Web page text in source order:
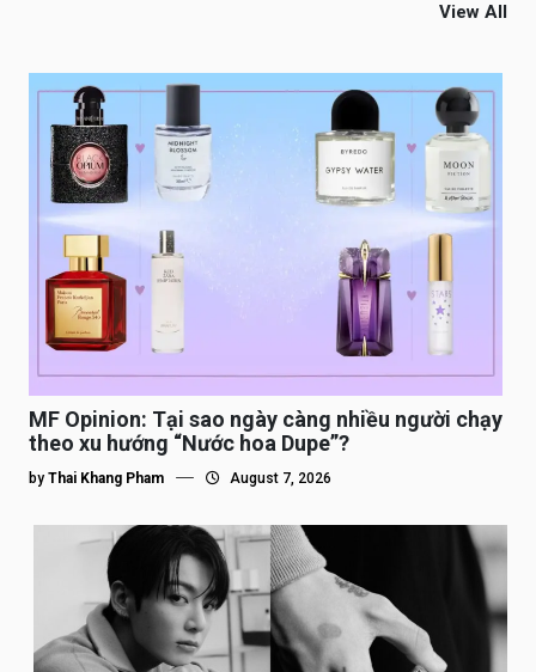
View All
MF Opinion: Tại sao ngày càng nhiều người chạy
theo xu hướng “Nước hoa Dupe”?
by Thai Khang Pham August 7, 2026